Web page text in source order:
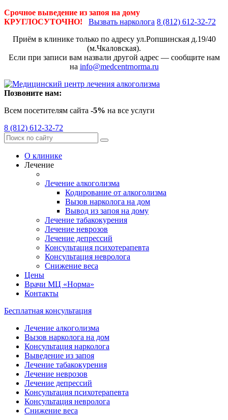
Срочное выведение из запоя на дому
КРУГЛОСУТОЧНО!
Вызвать нарколога 8 (812) 612-32-72
Приём в клинике только по адресу ул.Ропшинская д.19/40
(м.Чкаловская).
Если при записи вам назвали другой адрес — сообщите нам
на info@medcentrnorma.ru
Позвоните нам:
Всем посетителям сайта -5% на все услуги
8 (812) 612-32-72
О клинике
Лечение
Лечение алкоголизма
Кодирование от алкоголизма
Вызов нарколога на дом
Вывод из запоя на дому
Лечение табакокурения
Лечение неврозов
Лечение депрессий
Консультация психотерапевта
Консультация невролога
Снижение веса
Цены
Врачи МЦ «Норма»
Контакты
Бесплатная консультация
Лечение алкоголизма
Вызов нарколога на дом
Консультация нарколога
Выведение из запоя
Лечение табакокурения
Лечение неврозов
Лечение депрессий
Консультация психотерапевта
Консультация невролога
Снижение веса